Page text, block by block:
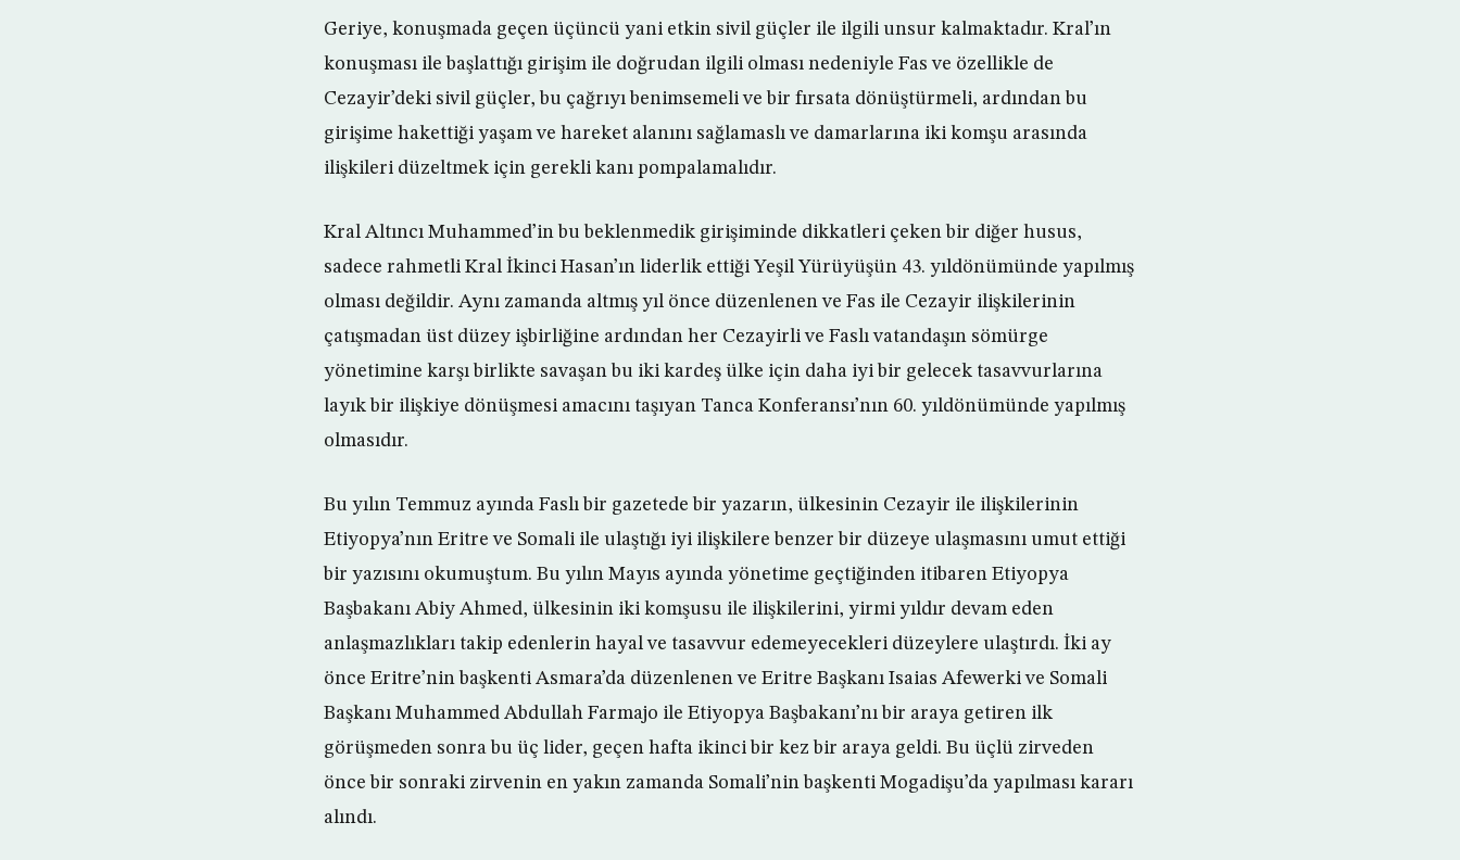
Geriye, konuşmada geçen üçüncü yani etkin sivil güçler ile ilgili unsur kalmaktadır. Kral’ın
konuşması ile başlattığı girişim ile doğrudan ilgili olması nedeniyle Fas ve özellikle de
Cezayir’deki sivil güçler, bu çağrıyı benimsemeli ve bir fırsata dönüştürmeli, ardından bu
girişime hakettiği yaşam ve hareket alanını sağlamaslı ve damarlarına iki komşu arasında
ilişkileri düzeltmek için gerekli kanı pompalamalıdır.
Kral Altıncı Muhammed’in bu beklenmedik girişiminde dikkatleri çeken bir diğer husus,
sadece rahmetli Kral İkinci Hasan’ın liderlik ettiği Yeşil Yürüyüşün 43. yıldönümünde yapılmış
olması değildir. Aynı zamanda altmış yıl önce düzenlenen ve Fas ile Cezayir ilişkilerinin
çatışmadan üst düzey işbirliğine ardından her Cezayirli ve Faslı vatandaşın sömürge
yönetimine karşı birlikte savaşan bu iki kardeş ülke için daha iyi bir gelecek tasavvurlarına
layık bir ilişkiye dönüşmesi amacını taşıyan Tanca Konferansı’nın 60. yıldönümünde yapılmış
olmasıdır.
Bu yılın Temmuz ayında Faslı bir gazetede bir yazarın, ülkesinin Cezayir ile ilişkilerinin
Etiyopya’nın Eritre ve Somali ile ulaştığı iyi ilişkilere benzer bir düzeye ulaşmasını umut ettiği
bir yazısını okumuştum. Bu yılın Mayıs ayında yönetime geçtiğinden itibaren Etiyopya
Başbakanı Abiy Ahmed, ülkesinin iki komşusu ile ilişkilerini, yirmi yıldır devam eden
anlaşmazlıkları takip edenlerin hayal ve tasavvur edemeyecekleri düzeylere ulaştırdı. İki ay
önce Eritre’nin başkenti Asmara’da düzenlenen ve Eritre Başkanı Isaias Afewerki ve Somali
Başkanı Muhammed Abdullah Farmajo ile Etiyopya Başbakanı’nı bir araya getiren ilk
görüşmeden sonra bu üç lider, geçen hafta ikinci bir kez bir araya geldi. Bu üçlü zirveden
önce bir sonraki zirvenin en yakın zamanda Somali’nin başkenti Mogadişu’da yapılması kararı
alındı.